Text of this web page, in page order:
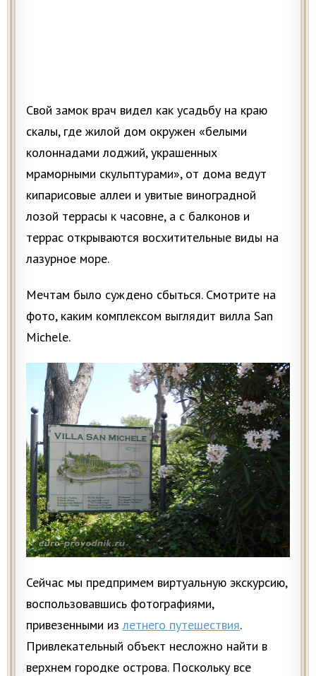
Свой замок врач видел как усадьбу на краю
скалы, где жилой дом окружен «белыми
колоннадами лоджий, украшенных
мраморными скульптурами», от дома ведут
кипарисовые аллеи и увитые виноградной
лозой террасы к часовне, а с балконов и
террас открываются восхитительные виды на
лазурное море.
Мечтам было суждено сбыться. Смотрите на
фото, каким комплексом выглядит вилла San
Michele.
Сейчас мы предпримем виртуальную экскурсию,
воспользовавшись фотографиями,
привезенными из летнего путешествия.
Привлекательный объект несложно найти в
верхнем городке острова. Поскольку все